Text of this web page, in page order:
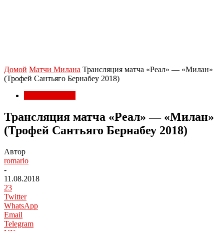
Домой Матчи Милана Трансляция матча «Реал» — «Милан»
(Трофей Сантьяго Бернабеу 2018)
Трансляция матча «Реал» — «Милан»
(Трофей Сантьяго Бернабеу 2018)
Автор
romario
-
11.08.2018
23
Twitter
WhatsApp
Email
Telegram